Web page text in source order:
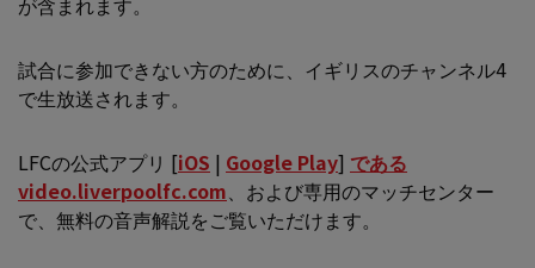
試合に参加できない方のために、イギリスのチャンネル4
で生放送されます。
LFCの公式アプリ [iOS | Google Play] である
video.liverpoolfc.com、および専用のマッチセンター
で、無料の音声解説をご覧いただけます。